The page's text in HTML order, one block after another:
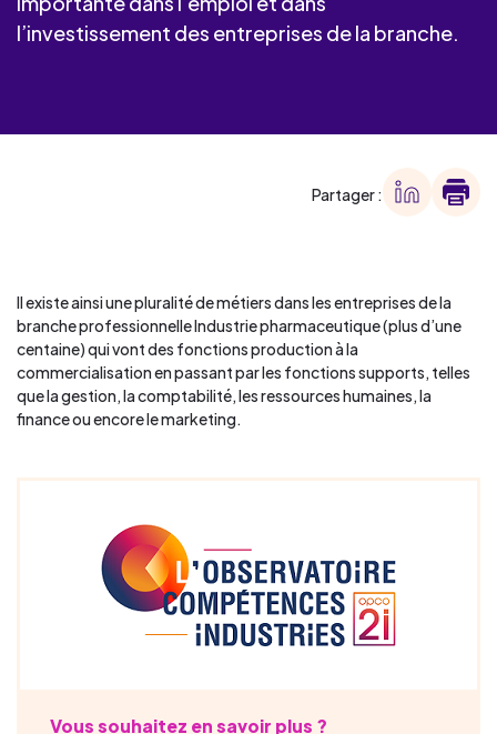
l’investissement des entreprises de la branche.
Partager :
Il existe ainsi une pluralité de métiers dans les entreprises de la
branche professionnelle Industrie pharmaceutique (plus d’une
centaine) qui vont des fonctions production à la
commercialisation en passant par les fonctions supports, telles
que la gestion, la comptabilité, les ressources humaines, la
finance ou encore le marketing.
Vous souhaitez en savoir plus ?